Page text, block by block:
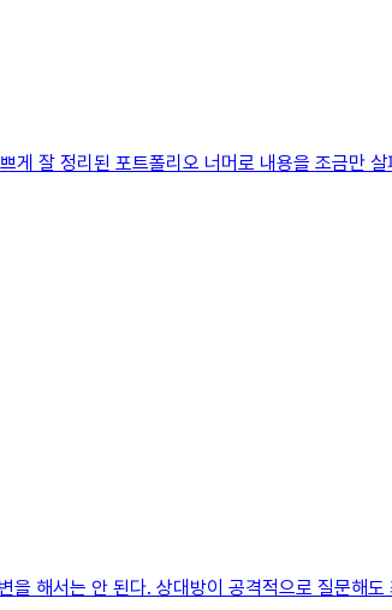
잘 정리된 포트폴리오 너머로 내용을 조금만
해서는 안 된다. 상대방이 공격적으로 질문해